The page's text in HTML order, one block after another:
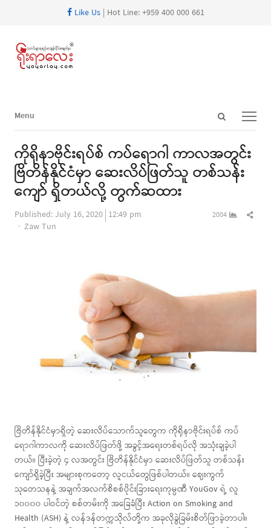
Like Us| Hot Line: +959 400 000 661
Open
panel
Menu
Menu
ကိုရိုနာဗိုင်းရပ်စ် ကပ်ရောဂါ ကာလအတွင်း
ဗြိတိန်နိုင်ငံမှာ ဆေးလိပ်ဖြတ်သူ တစ်သန်း
ကျော် ရှိတယ်လို့ တွက်ဆထား
Published:July 16, 2020 12:49 pm
Author
Zaw Tun
2004
ဗြိတိန်နိုင်ငံမှာရှိတဲ့ ဆေးလိပ်သောက်သူတွေက ကိုရိုနာဗိုင်းရပ်စ် ကပ်
ရောဂါကာလကို ဆေးလိပ်ဖြတ်ဖို့ အခွင့်အရေးတစ်ရပ်လို အသုံးချခဲ့ပါ
တယ်။ ပြီးခဲ့တဲ့ ၄ လအတွင်း ဗြိတိန်နိုင်ငံမှာ ဆေးလိပ်ဖြတ်သူ တစ်သန်း
ကျော်ရှိခဲ့ပြီး အများစုကတော့ လူငယ်တွေဖြစ်ပါတယ်။ ဈေးကွက်
သုတေသနနဲ့ အချက်အလက်စိစစ်ပိုင်းခြားရေးကုမ္ပဏီ YouGov ရဲ့ လူ
၁၀၀၀၀ ပါဝင်တဲ့ စစ်တမ်းကို အခြေခံပြီး Action on Smoking and
Health (ASH) နဲ့ လန်ဒန်တက္ကသိုလ်တို့က အခုလိုခွဲခြမ်းစိတ်ဖြာခဲ့တာပါ။